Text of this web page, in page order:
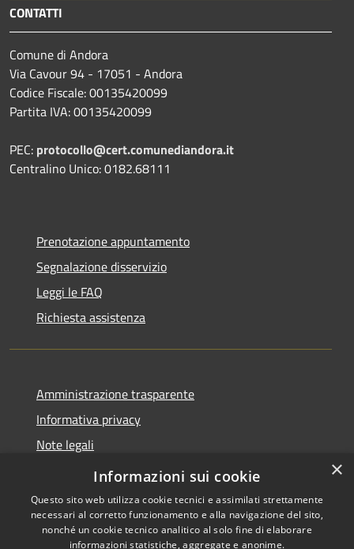
CONTATTI
Comune di Andora
Via Cavour 94 - 17051 - Andora
Codice Fiscale: 00135420099
Partita IVA: 00135420099
PEC: protocollo@cert.comunediandora.it
Centralino Unico: 0182.68111
Prenotazione appuntamento
Segnalazione disservizio
Leggi le FAQ
Richiesta assistenza
Amministrazione trasparente
Informativa privacy
Note legali
Dichiarazione di accessibilità
×
Informazioni sui cookie
Questo sito web utilizza cookie tecnici e assimilati strettamente
necessari al corretto funzionamento e alla navigazione del sito,
nonché un cookie tecnico analitico al solo fine di elaborare
informazioni statistiche, aggregate e anonime.